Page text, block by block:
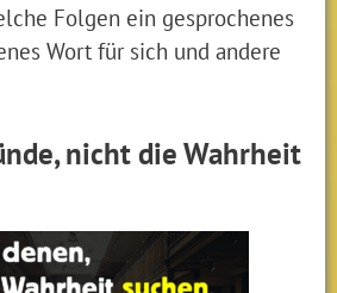
Folgen ein gesprochenes
Wort für sich und andere
nicht die Wahrheit